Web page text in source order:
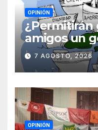
OPINIÓN
¿Permitirán
amigos un
Cuba? Por
Blanch
7 AGOSTO, 2026
OPINIÓN